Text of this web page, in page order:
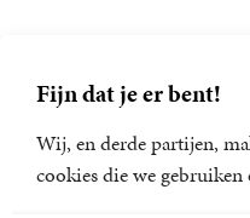
Fijn dat je er bent!
Wij, en derde partijen,
cookies die we gebruiken